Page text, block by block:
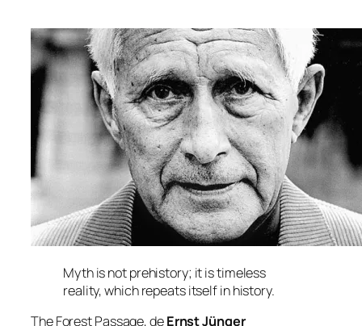
Myth is not pre­his­tory; it is ti­me­less
reality, which re­peats itself in history.
The Forest Passage, deErnst Jünger